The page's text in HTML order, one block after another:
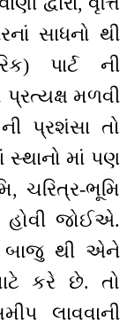
સાધનો થી
પાર્ટ ની
મળવી
પ્રશંસા તો
સ્થાનો માં પણ
ચરિત્ર-ભૂમિ
હોવી જોઈએ.
બાજુ થી એને
કરે છે. તો
લાવવાની